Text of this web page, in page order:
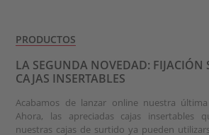
PRODUCTOS
LA SEGUNDA NOVEDAD: FIJACIÓN
CAJAS INSERTABLES
Acabamos de lanzar online nuestra
Ahora, las apreciadas cajas insertables
nuestras cajas de surtido ya pueden